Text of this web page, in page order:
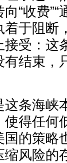
“收费”“
于阻断
受：这
结束，
条海峡
得任何
的策略
风险的